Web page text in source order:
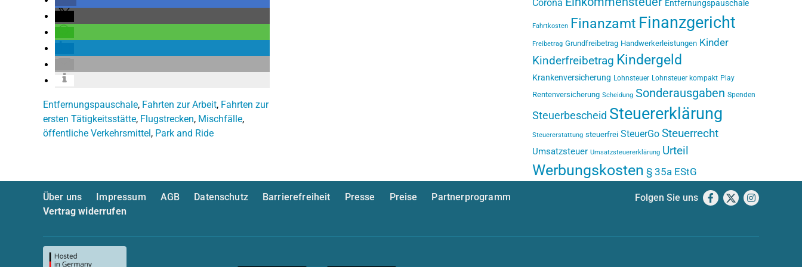
Entfernungspauschale, Fahrten zur Arbeit, Fahrten zur
ersten Tätigkeitsstätte, Flugstrecken, Mischfälle,
öffentliche Verkehrsmittel, Park and Ride
Corona Entfernungspauschale
Fahrtkosten Finanzamt Finanzgericht
Freibetrag Grundfreibetrag Handwerkerleistungen Kinder
Kinderfreibetrag Kindergeld
Krankenversicherung Lohnsteuer Lohnsteuer kompakt Play
Rentenversicherung Scheidung Sonderausgaben Spenden
Steuerbescheid Steuererklärung
Steuererstattung steuerfrei SteuerGo Steuerrecht
Umsatzsteuer Umsatzsteuererklärung Urteil
Werbungskosten § 35a EStG
Über uns Impressum AGB Datenschutz Barrierefreiheit Presse Preise
Partnerprogramm
Vertrag widerrufen
Folgen Sie uns Facebook
X Instagram